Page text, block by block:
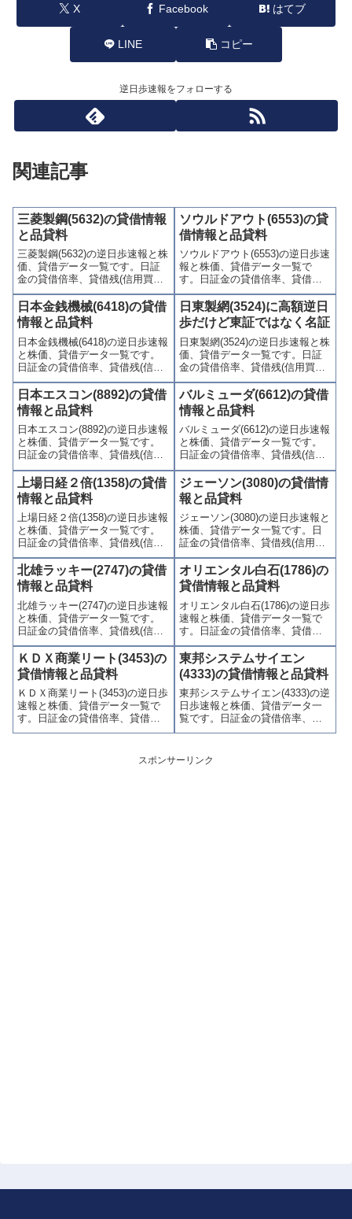
X Facebook はてブ
LINE コピー
逆日歩速報をフォローする
関連記事
三菱製鋼(5632)の貸借情報
と品貸料
三菱製鋼(5632)の逆日歩速報と株
価、貸借データ一覧です。日証
金の貸借倍率、貸借残(信用買
残、信用売残)、品貸料(逆日
歩)、東証の週末残高、規制(注意
喚起・申込停止)など、空売り関
連情報を集計し、図解でわかり
やすくまとめて掲載していま
す。
ソウルドアウト(6553)の貸
借情報と品貸料
ソウルドアウト(6553)の逆日歩速
報と株価、貸借データ一覧で
す。日証金の貸借倍率、貸借残
(信用買残、信用売残)、品貸料
(逆日歩)、東証の週末残高、規制
(注意喚起・申込停止)など、空売
り関連情報を集計し、図解でわ
かりやすくまとめて掲載してい
ます。
日本金銭機械(6418)の貸借
情報と品貸料
日本金銭機械(6418)の逆日歩速報
と株価、貸借データ一覧です。
日証金の貸借倍率、貸借残(信用
買残、信用売残)、品貸料(逆日
歩)、東証の週末残高、規制(注意
喚起・申込停止)など、空売り関
連情報を集計し、図解でわかり
やすくまとめて掲載していま
す。
日東製網(3524)に高額逆日
歩だけど東証ではなく名証
日東製網(3524)の逆日歩速報と株
価、貸借データ一覧です。日証
金の貸借倍率、貸借残(信用買
残、信用売残)、品貸料(逆日
歩)、東証の週末残高、規制(注意
喚起・申込停止)など、空売り関
連情報を集計し、図解でわかり
やすくまとめて掲載していま
す。
日本エスコン(8892)の貸借
情報と品貸料
日本エスコン(8892)の逆日歩速報
と株価、貸借データ一覧です。
日証金の貸借倍率、貸借残(信用
買残、信用売残)、品貸料(逆日
歩)、東証の週末残高、規制(注意
喚起・申込停止)など、空売り関
連情報を集計し、図解でわかり
やすくまとめて掲載していま
す。
バルミューダ(6612)の貸借
情報と品貸料
バルミューダ(6612)の逆日歩速報
と株価、貸借データ一覧です。
日証金の貸借倍率、貸借残(信用
買残、信用売残)、品貸料(逆日
歩)、東証の週末残高、規制(注意
喚起・申込停止)など、空売り関
連情報を集計し、図解でわかり
やすくまとめて掲載していま
す。
上場日経２倍(1358)の貸借
情報と品貸料
上場日経２倍(1358)の逆日歩速報
と株価、貸借データ一覧です。
日証金の貸借倍率、貸借残(信用
買残、信用売残)、品貸料(逆日
歩)、東証の週末残高、規制(注意
喚起・申込停止)など、空売り関
連情報を集計し、図解でわかり
やすくまとめて掲載していま
す。
ジェーソン(3080)の貸借情
報と品貸料
ジェーソン(3080)の逆日歩速報と
株価、貸借データ一覧です。日
証金の貸借倍率、貸借残(信用買
残、信用売残)、品貸料(逆日
歩)、東証の週末残高、規制(注意
喚起・申込停止)など、空売り関
連情報を集計し、図解でわかり
やすくまとめて掲載していま
す。
北雄ラッキー(2747)の貸借
情報と品貸料
北雄ラッキー(2747)の逆日歩速報
と株価、貸借データ一覧です。
日証金の貸借倍率、貸借残(信用
買残、信用売残)、品貸料(逆日
歩)、東証の週末残高、規制(注意
喚起・申込停止)など、空売り関
連情報を集計し、図解でわかり
やすくまとめて掲載していま
す。
オリエンタル白石(1786)の
貸借情報と品貸料
オリエンタル白石(1786)の逆日歩
速報と株価、貸借データ一覧で
す。日証金の貸借倍率、貸借残
(信用買残、信用売残)、品貸料
(逆日歩)、東証の週末残高、規制
(注意喚起・申込停止)など、空売
り関連情報を集計し、図解でわ
かりやすくまとめて掲載してい
ます。
ＫＤＸ商業リート(3453)の
貸借情報と品貸料
ＫＤＸ商業リート(3453)の逆日歩
速報と株価、貸借データ一覧で
す。日証金の貸借倍率、貸借残
(信用買残、信用売残)、品貸料
(注意喚起・申込停止)など、空売
り関連情報を集計し、図解でわ
東邦システムサイエン
(4333)の貸借情報と品貸料
東邦システムサイエン(4333)の逆
日歩速報と株価、貸借データ一
覧です。日証金の貸借倍率、貸
借残(信用買残、信用売残)、品貸
制(注意喚起・申込停止)など、空
売り関連情報を集計し、図解で
スポンサーリンク